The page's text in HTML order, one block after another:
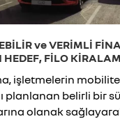
ve VERİMLİ
HEDEF, FİLO
işletmelerin mobilite
planlanan belirli bir
olanak